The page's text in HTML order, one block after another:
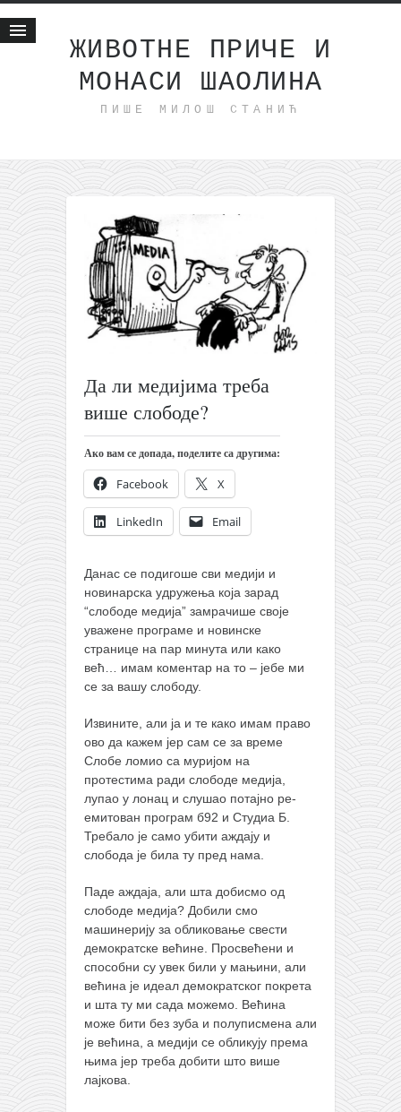
ЖИВОТНЕ ПРИЧЕ И
МОНАСИ ШАОЛИНА
ПИШЕ МИЛОШ СТАНИЋ
Животне приче
интернет пословање
исхраном до здравља
мој хаику
моменти и места
бонус садржај
светлопис
духовни отац
православље
забрањена историја
ћирилица
породичне приче
прота Воја
календар српски
азбуки и књиге
Окинава карате
најновије на блогу
историја каратеа
бубиши
карате
кихон
наиханчи
пасаи
темашивари
кобудо
бо
тонфа
саи
Да ли медијима треба
више слободе?
Ако вам се допада, поделите са другима:
Facebook X
LinkedIn Email
Данас се подигоше сви медији и
новинарска удружења која зарад
“слободе медија” замрачише своје
уважене програме и новинске
странице на пар минута или како
већ… имам коментар на то – јебе ми
се за вашу слободу.
Извините, али ја и те како имам право
ово да кажем јер сам се за време
Слобе ломио са муријом на
протестима ради слободе медија,
лупао у лонац и слушао потајно ре-
емитован програм б92 и Студиа Б.
Требало је само убити аждају и
слобода је била ту пред нама.
Паде аждаја, али шта добисмо од
слободе медија? Добили смо
машинерију за обликовање свести
демократске већине. Просвећени и
способни су увек били у мањини, али
већина је идеал демократског покрета
и шта ту ми сада можемо. Већина
може бити без зуба и полуписмена али
је већина, а медији се обликују према
њима јер треба добити што више
лајкова.